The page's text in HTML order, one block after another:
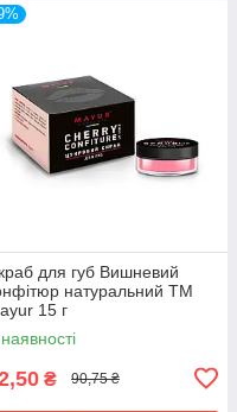
для губ Вишневий
натуральний ТМ
15 г
₴ 90,75 ₴